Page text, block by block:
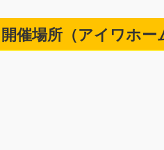
開催場所（アイワホ